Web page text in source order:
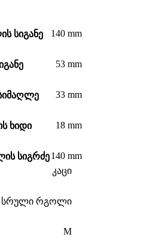
სიგანე
140 mm
53 mm
33 mm
ხიდი 18 mm
სიგრძე140 mm
კაცი
სრული რგოლი
M